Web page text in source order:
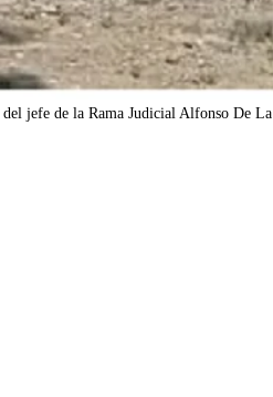
del jefe de la Rama Judicial Alfonso De La